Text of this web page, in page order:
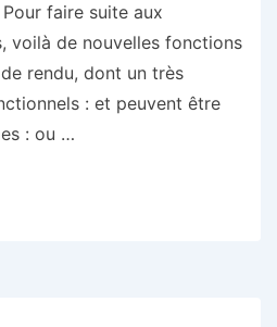
faire suite aux
voilà de nouvelles fonctions
rendu, dont un très
: et peuvent être
: ou …